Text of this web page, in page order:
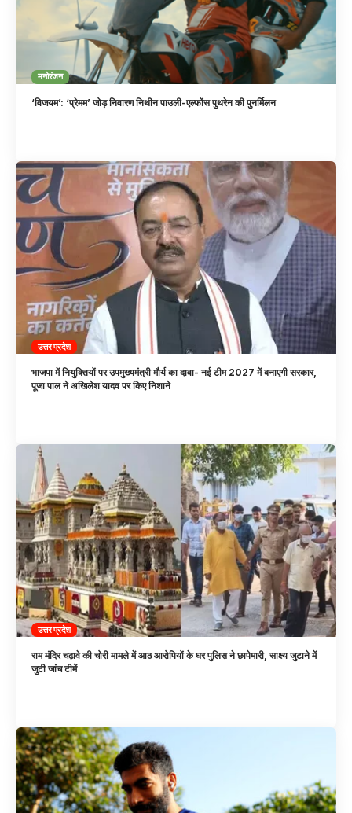
मनोरंजन
‘विजयम’: ‘प्रेमम’ जोड़ निवारण निथीन पाउली-एल्फोंस पुथरेन की पुनर्मिलन
उत्तर प्रदेश
भाजपा में नियुक्तियों पर उपमुख्यमंत्री मौर्य का दावा- नई टीम 2027 में बनाएगी सरकार,
पूजा पाल ने अखिलेश यादव पर किए निशाने
उत्तर प्रदेश
राम मंदिर चढ़ावे की चोरी मामले में आठ आरोपियों के घर पुलिस ने छापेमारी, साक्ष्य जुटाने में
जुटी जांच टीमें